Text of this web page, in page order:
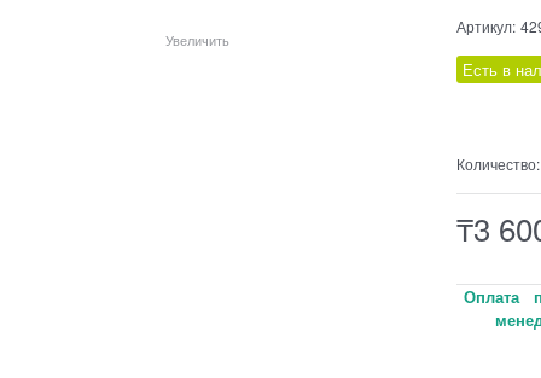
Увеличить
Артикул:
Есть в
Количество:
₸3
Оплата